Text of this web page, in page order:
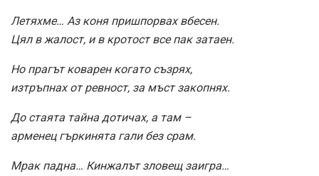
Летяхме… Аз коня пришпорвах вбесен.
Цял в жалост, и в кротост все пак затаен.
Но прагът коварен когато съзрях,
изтръпнах от ревност, за мъст закопнях.
До стаята тайна дотичах, а там –
арменец гъркинята гали без срам.
Мрак падна… Кинжалът зловещ заигра…